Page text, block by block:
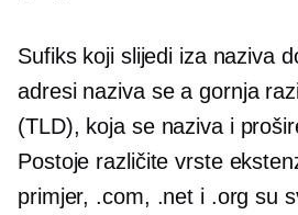
Sufiks koji slijedi iza naziva
adresi naziva se agornja
(TLD), koja se naziva i
Postoje različite vrste
primjer, .com, .net i .org su